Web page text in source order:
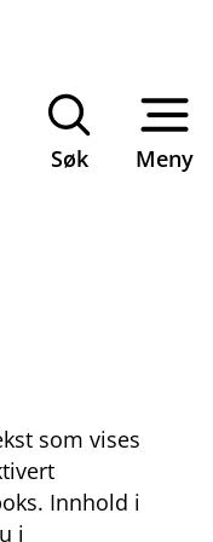
Søk Meny
som vises
Innhold i
i